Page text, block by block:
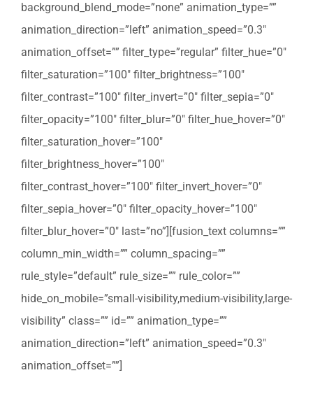
background_blend_mode=”none” animation_type=””
animation_direction=”left” animation_speed=”0.3″
animation_offset=”” filter_type=”regular” filter_hue=”0″
filter_saturation=”100″ filter_brightness=”100″
filter_contrast=”100″ filter_invert=”0″ filter_sepia=”0″
filter_opacity=”100″ filter_blur=”0″ filter_hue_hover=”0″
filter_saturation_hover=”100″
filter_brightness_hover=”100″
filter_contrast_hover=”100″ filter_invert_hover=”0″
filter_sepia_hover=”0″ filter_opacity_hover=”100″
filter_blur_hover=”0″ last=”no”][fusion_text columns=””
column_min_width=”” column_spacing=””
rule_style=”default” rule_size=”” rule_color=””
hide_on_mobile=”small-visibility,medium-visibility,large-
visibility” class=”” id=”” animation_type=””
animation_direction=”left” animation_speed=”0.3″
animation_offset=””]